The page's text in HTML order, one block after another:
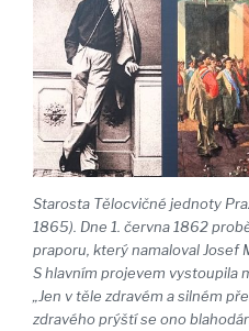
Starosta Tělocvičné jednoty
1865). Dne 1. června 1862
praporu, který namaloval Josef
S hlavním projevem vystoupila
„Jen v těle zdravém a silném
zdravého prýští se ono